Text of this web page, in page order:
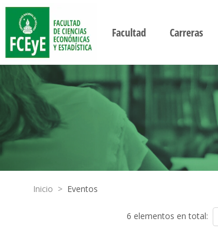
Facultad Carreras
Inicio > Eventos
6 elementos en total: